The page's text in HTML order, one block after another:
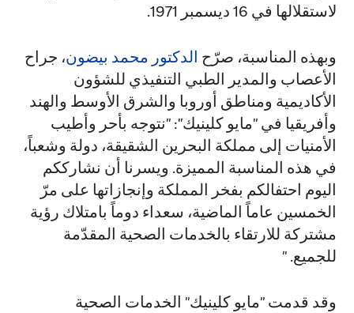
لاستقلالها في 16 ديسمبر 1971.
وبهذه المناسبة، صرّح الدكتور محمد بيضون، جراح
الأعصاب والمدير الطبي التنفيذي للشؤون
الأكاديمية ومناطق أوروبا والشرق الأوسط والهند
وأفريقيا في "مايو كلينيك": "نتوجه بأحر وأطيب
الأمنيات إلى مملكة البحرين الشقيقة، دولة وشعباً،
في هذه المناسبة المميزة. ويسرنا أن نشارككم
اليوم احتفالكم بفخر المملكة وإنجازاتها على مرّ
الخمسين عاماً الماضية، سعداء دوماً بامتلاك رؤية
مشتركة للارتقاء بالخدمات الصحية المقدّمة
للجميع. "
وقد قدمت "مايو كلينيك" الخدمات الصحية